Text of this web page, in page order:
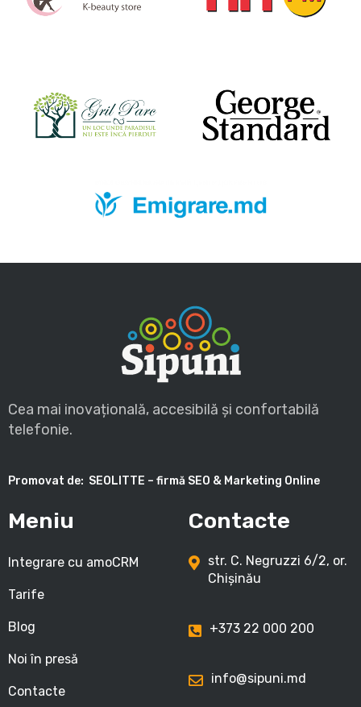
Cea mai inovațională, accesibilă și confortabilă
telefonie.
Promovat de: SEOLITTE – firmă SEO & Marketing Online
Meniu
Integrare cu amoCRM
Tarife
Blog
Noi în presă
Contacte
Contacte
str. C. Negruzzi 6/2, or.
Chișinău
+373 22 000 200
info@sipuni.md